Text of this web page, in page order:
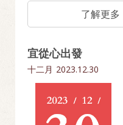
了解更多
宜從心出發
十二月 2023.12.30